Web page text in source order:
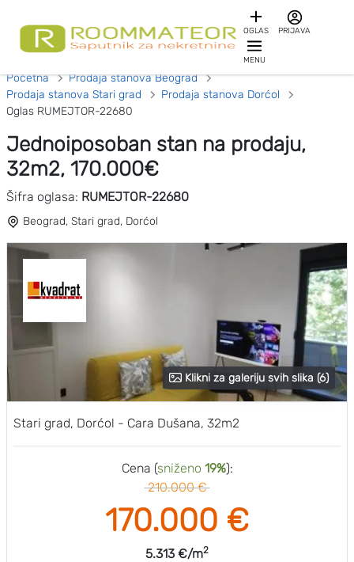
OGLAS PRIJAVA
MENU
Početna
Prodaja stanova Beograd
Prodaja stanova Stari grad
Prodaja stanova Dorćol
Oglas RUMEJTOR-22680
Jednoiposoban stan na prodaju,
32m2, 170.000€
Šifra oglasa: RUMEJTOR-22680
Beograd, Stari grad, Dorćol
Klikni za galeriju svih slika (6)
Stari grad, Dorćol - Cara Dušana, 32m2
Cena (sniženo 19%):
210.000 €
170.000 €
5.313 €/m2